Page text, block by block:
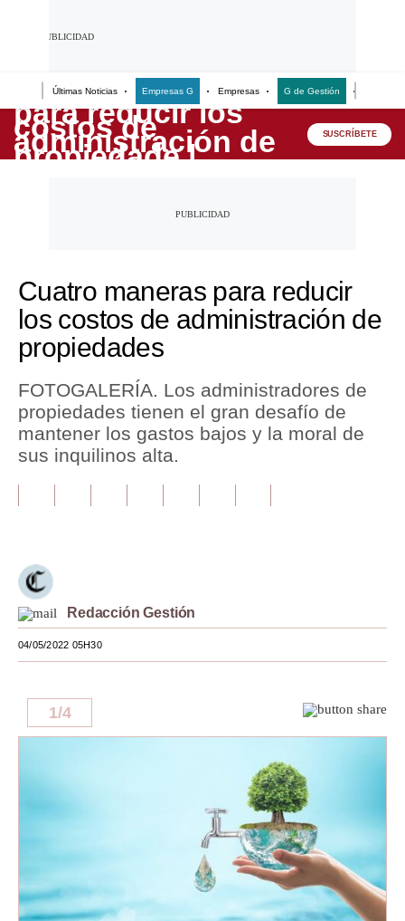
Últimas Noticias Empresas G Empresas G de Gestión
Lo último
Peru Quiosco
Economía
Mercados
Perú
Política
Tu Dinero
Opinión
Editorial
Tendencias
Mundo
SUSCRÍBETE
Cuatro maneras para reducir
los costos de administración de
propiedades
FOTOGALERÍA. Los administradores de
propiedades tienen el gran desafío de
mantener los gastos bajos y la moral de
sus inquilinos alta.
Redacción Gestión
04/05/2022 05H30
1/4